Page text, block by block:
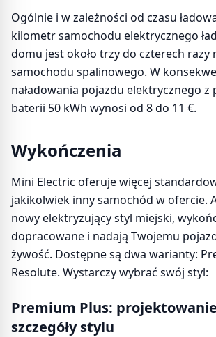
Ogólnie i w zależności od czasu
kilometr samochodu elektrycznego
domu jest około trzy do czterech razy
samochodu spalinowego. W
naładowania pojazdu elektrycznego z
baterii 50 kWh wynosi od 8 do 11 €.
Wykończenia
Mini Electric oferuje więcej
jakikolwiek inny samochód w ofercie.
nowy elektryzujący styl miejski,
dopracowane i nadają Twojemu
żywość. Dostępne są dwa warianty:
Resolute. Wystarczy wybrać swój styl:
Premium Plus:
szczegóły stylu